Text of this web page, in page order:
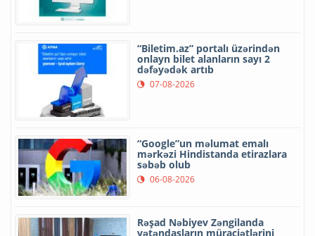
“Biletim.az” portalı üzərindən
onlayn bilet alanların sayı 2
dəfəyədək artıb
07-08-2026
“Google”un məlumat emalı
mərkəzi Hindistanda etirazlara
səbəb olub
06-08-2026
Rəşad Nəbiyev Zəngilanda
vətəndaşların müraciətlərini